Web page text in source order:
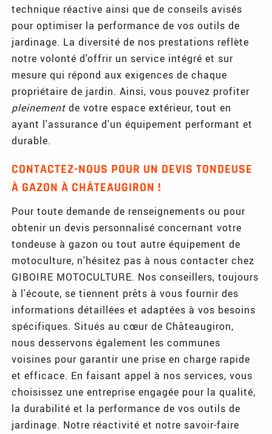
technique réactive ainsi que de conseils avisés
pour optimiser la performance de vos outils de
jardinage. La diversité de nos prestations reflète
notre volonté d'offrir un service intégré et sur
mesure qui répond aux exigences de chaque
propriétaire de jardin. Ainsi, vous pouvez profiter
pleinement de votre espace extérieur, tout en
ayant l'assurance d'un équipement performant et
durable.
CONTACTEZ-NOUS POUR UN DEVIS TONDEUSE
À GAZON À CHÂTEAUGIRON !
Pour toute demande de renseignements ou pour
obtenir un devis personnalisé concernant votre
tondeuse à gazon ou tout autre équipement de
motoculture, n'hésitez pas à nous contacter chez
GIBOIRE MOTOCULTURE. Nos conseillers, toujours
à l'écoute, se tiennent prêts à vous fournir des
informations détaillées et adaptées à vos besoins
spécifiques. Situés au cœur de Châteaugiron,
nous desservons également les communes
voisines pour garantir une prise en charge rapide
et efficace. En faisant appel à nos services, vous
choisissez une entreprise engagée pour la qualité,
la durabilité et la performance de vos outils de
jardinage. Notre réactivité et notre savoir-faire